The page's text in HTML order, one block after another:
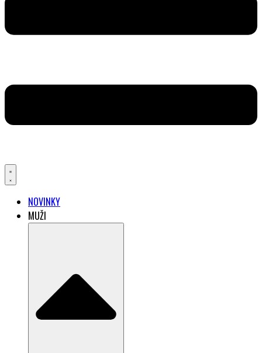
NOVINKY
MUŽI